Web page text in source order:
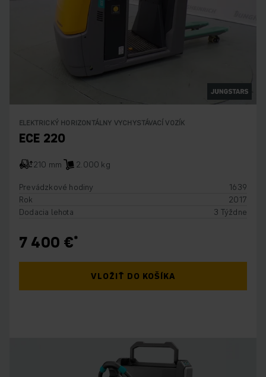
ELEKTRICKÝ HORIZONTÁLNY VYCHYSTÁVACÍ VOZÍK
ECE 220
210 mm
2.000 kg
Prevádzkové hodiny
1639
Rok
2017
Dodacia lehota
3 Týždne
7 400 €
VLOŽIŤ DO KOŠÍKA